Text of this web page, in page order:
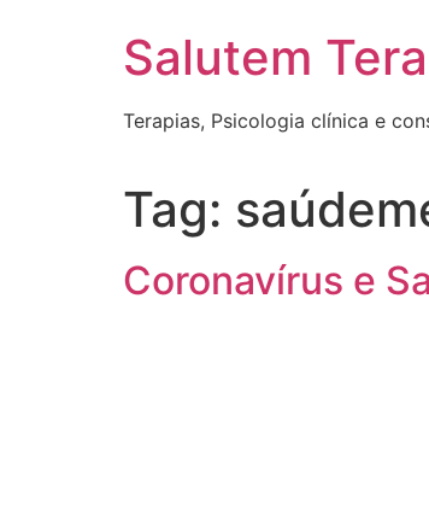
Salutem
Terapias, Psicologia clínica e
Tag:
Coronavírus e